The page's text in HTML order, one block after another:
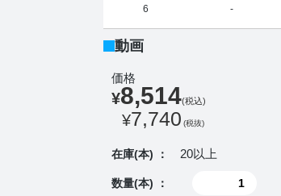
6 -
動画
価格
¥8,514(税込)
¥7,740 (税抜)
在庫(本) ： 20以上
数量(本) ：